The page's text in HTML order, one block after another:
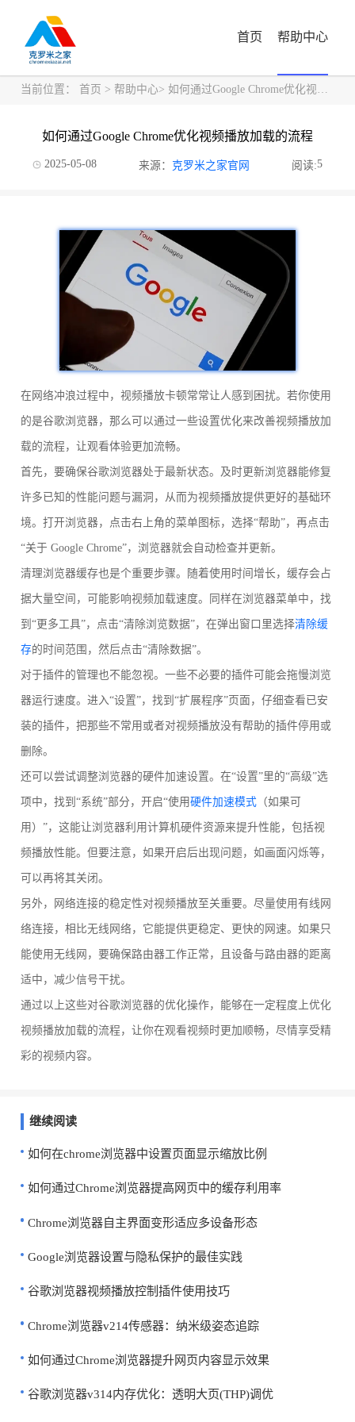
首页 帮助中心
当前位置： 首页 > 帮助中心> 如何通过Google Chrome优化视频播放加载的流程
如何通过Google Chrome优化视频播放加载的流程
2025-05-08 来源： 克罗米之家官网 阅读:5
在网络冲浪过程中，视频播放卡顿常常让人感到困扰。若你使用
的是谷歌浏览器，那么可以通过一些设置优化来改善视频播放加
载的流程，让观看体验更加流畅。
首先，要确保谷歌浏览器处于最新状态。及时更新浏览器能修复
许多已知的性能问题与漏洞，从而为视频播放提供更好的基础环
境。打开浏览器，点击右上角的菜单图标，选择“帮助”，再点击
“关于 Google Chrome”，浏览器就会自动检查并更新。
清理浏览器缓存也是个重要步骤。随着使用时间增长，缓存会占
据大量空间，可能影响视频加载速度。同样在浏览器菜单中，找
到“更多工具”，点击“清除浏览数据”，在弹出窗口里选择清除缓
存的时间范围，然后点击“清除数据”。
对于插件的管理也不能忽视。一些不必要的插件可能会拖慢浏览
器运行速度。进入“设置”，找到“扩展程序”页面，仔细查看已安
装的插件，把那些不常用或者对视频播放没有帮助的插件停用或
删除。
还可以尝试调整浏览器的硬件加速设置。在“设置”里的“高级”选
项中，找到“系统”部分，开启“使用硬件加速模式（如果可
用）”，这能让浏览器利用计算机硬件资源来提升性能，包括视
频播放性能。但要注意，如果开启后出现问题，如画面闪烁等，
可以再将其关闭。
另外，网络连接的稳定性对视频播放至关重要。尽量使用有线网
络连接，相比无线网络，它能提供更稳定、更快的网速。如果只
能使用无线网，要确保路由器工作正常，且设备与路由器的距离
适中，减少信号干扰。
通过以上这些对谷歌浏览器的优化操作，能够在一定程度上优化
视频播放加载的流程，让你在观看视频时更加顺畅，尽情享受精
彩的视频内容。
继续阅读
如何在chrome浏览器中设置页面显示缩放比例
如何通过Chrome浏览器提高网页中的缓存利用率
Chrome浏览器自主界面变形适应多设备形态
Google浏览器设置与隐私保护的最佳实践
谷歌浏览器视频播放控制插件使用技巧
Chrome浏览器v214传感器：纳米级姿态追踪
如何通过Chrome浏览器提升网页内容显示效果
谷歌浏览器v314内存优化：透明大页(THP)调优